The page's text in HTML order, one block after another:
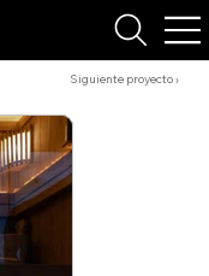
Siguiente proyecto ›